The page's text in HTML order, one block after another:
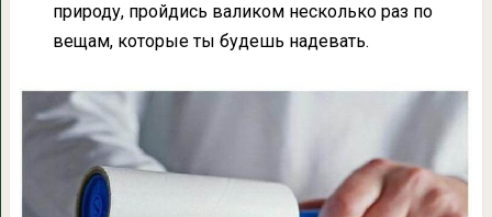
природу, пройдись валиком несколько раз по
вещам, которые ты будешь надевать.